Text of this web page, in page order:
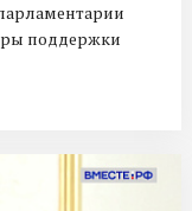
поддержки